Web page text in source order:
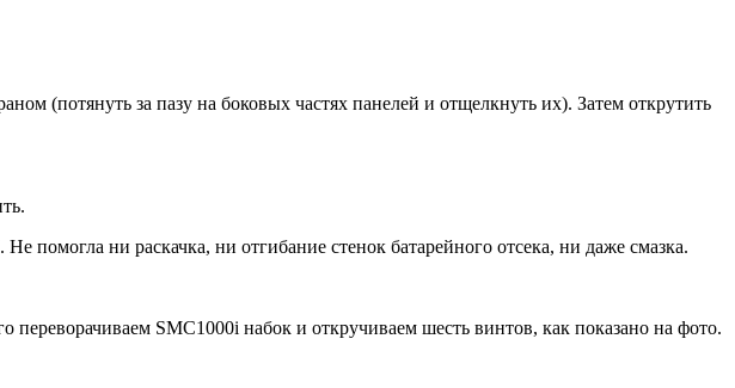
(потянуть за пазу на боковых частях панелей и отщелкнуть их). Затем открутить
помогла ни раскачка, ни отгибание стенок батарейного отсека, ни даже смазка.
SMC1000i набок и откручиваем шесть винтов, как показано на фото.